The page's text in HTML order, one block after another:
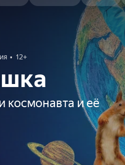
12+
космонавта и её